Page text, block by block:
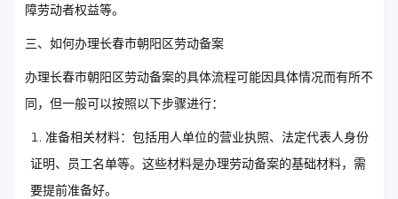
障劳动者权益等。
三、如何办理长春市朝阳区劳动备案
办理长春市朝阳区劳动备案的具体流程可能因具体情况而有所不
同，但一般可以按照以下步骤进行：
准备相关材料：包括用人单位的营业执照、法定代表人身份
证明、员工名单等。这些材料是办理劳动备案的基础材料，需
要提前准备好。